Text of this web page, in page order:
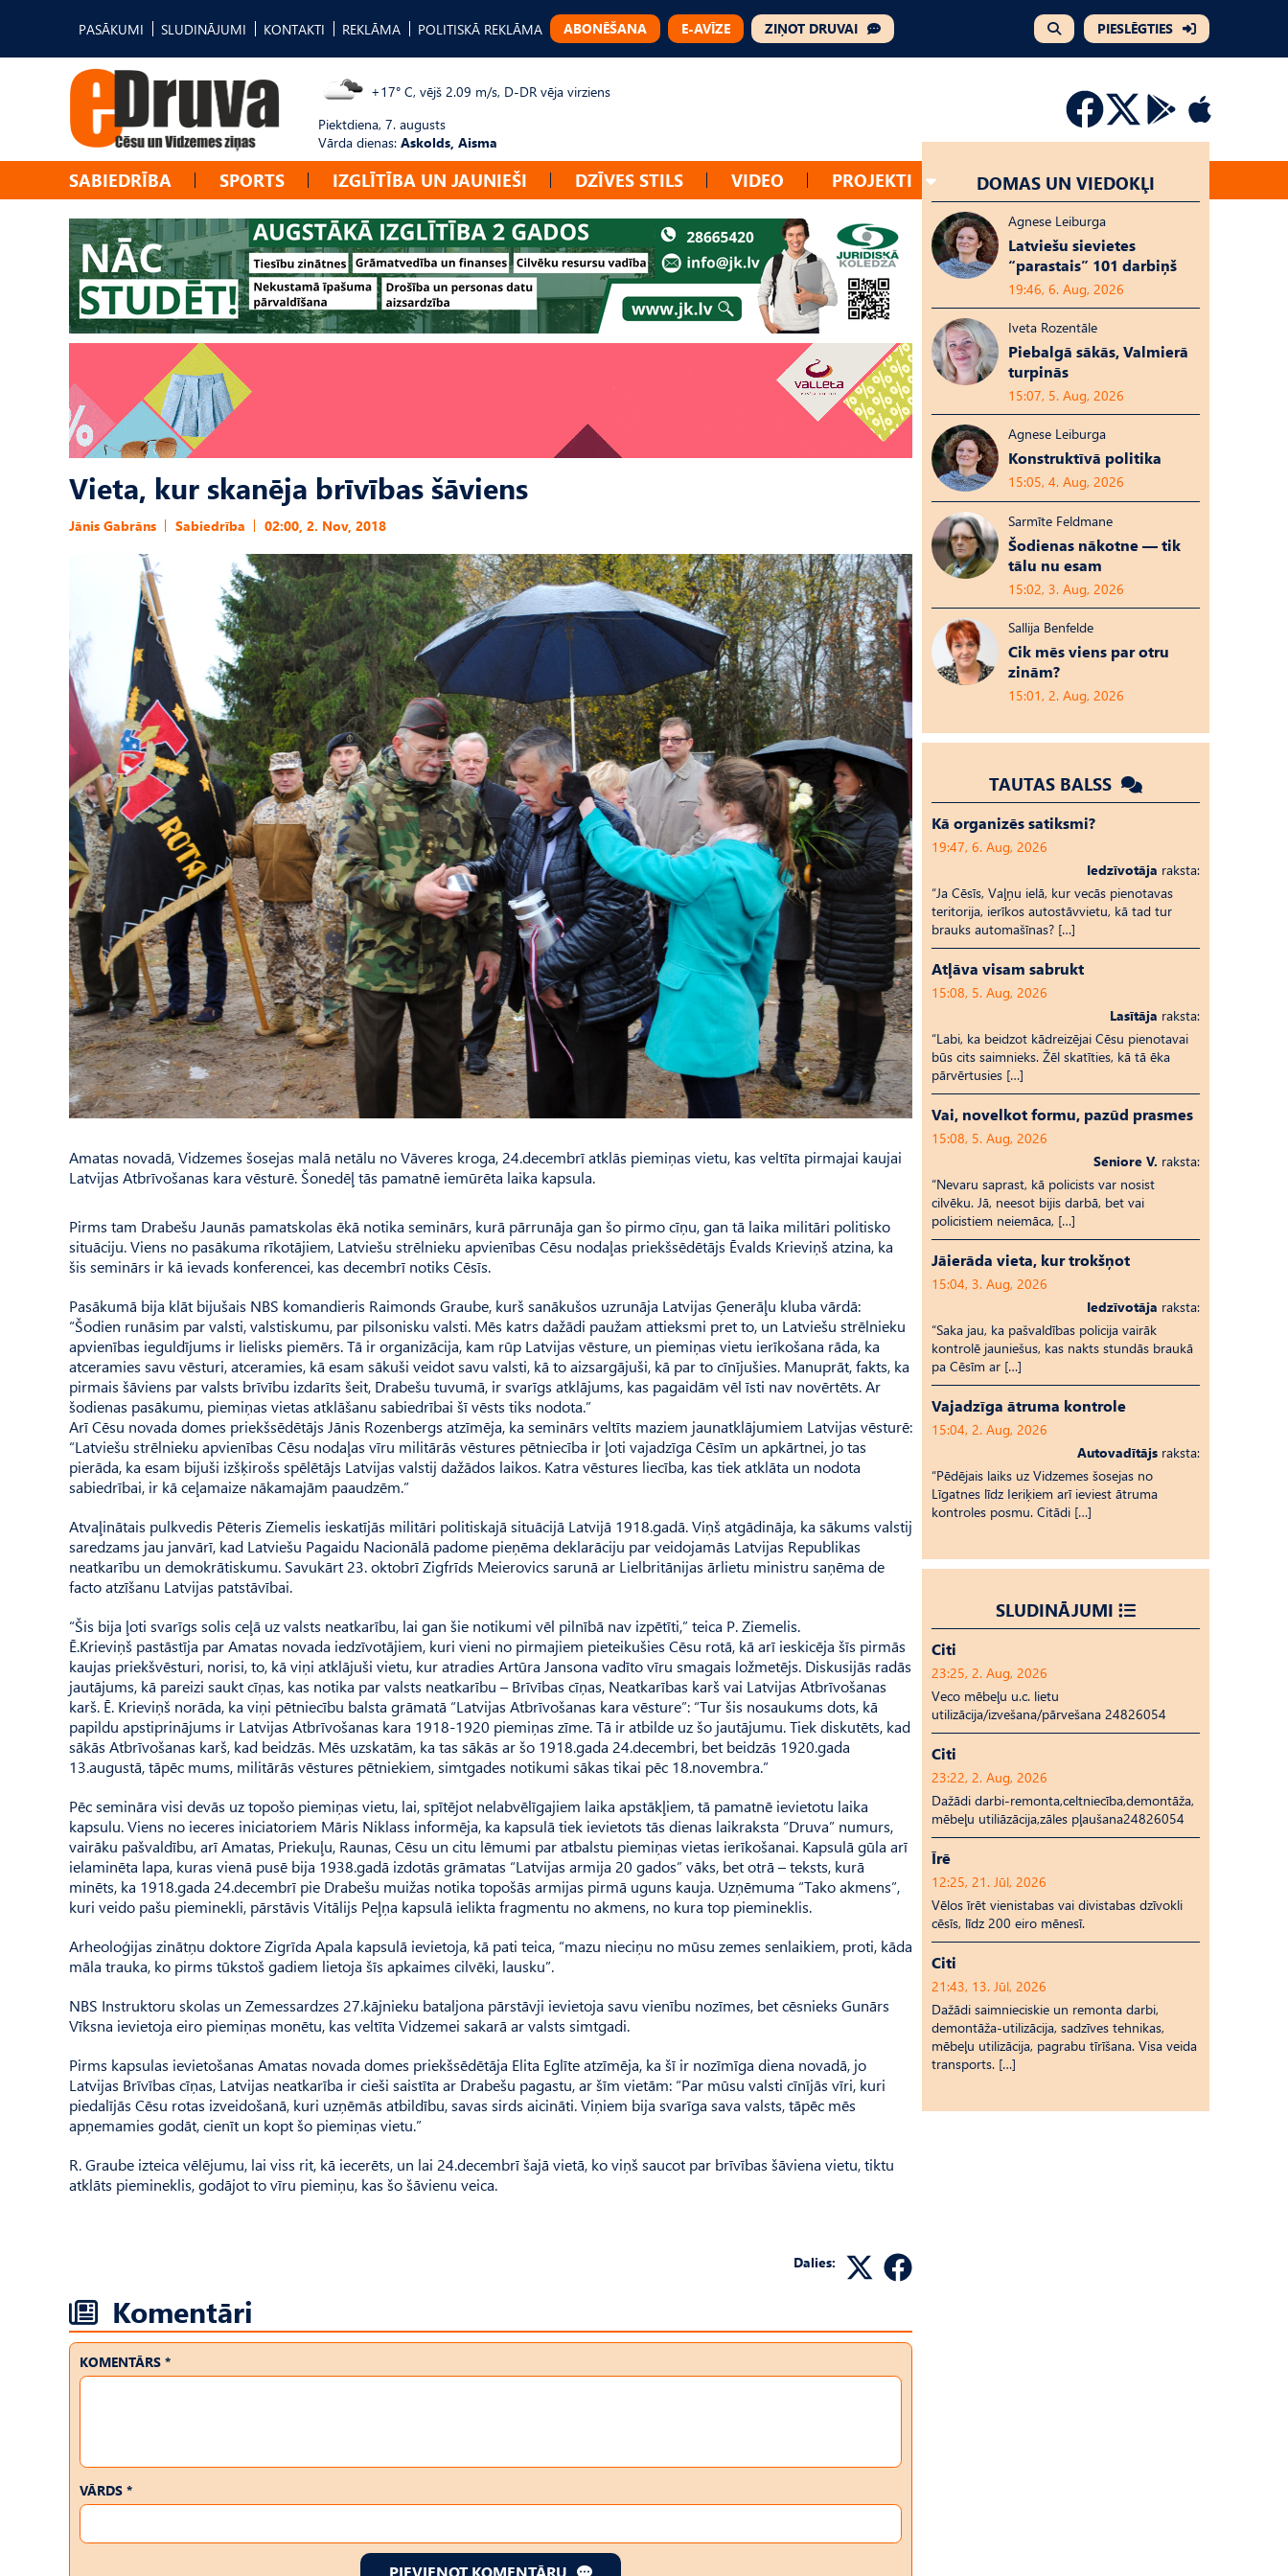
PASĀKUMI SLUDINĀJUMI KONTAKTI REKLĀMA POLITISKĀ REKLĀMA ABONĒŠANA E-AVĪZE ZIŅOT DRUVAI PIESLĒGTIES
+17° C, vējš 2.09 m/s, D-DR vēja virziens
Piektdiena, 7. augusts
Vārda dienas: Askolds, Aisma
SABIEDRĪBA SPORTS IZGLĪTĪBA UN JAUNIEŠI DZĪVES STILS VIDEO PROJEKTI
Vieta, kur skanēja brīvības šāviens
Jānis Gabrāns Sabiedrība 02:00, 2. Nov, 2018
Amatas novadā, Vidzemes šosejas malā netālu no Vāveres kroga, 24.decembrī atklās piemiņas vietu, kas veltīta pirmajai kaujai
Latvijas Atbrīvošanas kara vēsturē. Šonedēļ tās pamatnē iemūrēta laika kapsula.
Pirms tam Drabešu Jaunās pamatskolas ēkā notika seminārs, kurā pārrunāja gan šo pirmo cīņu, gan tā laika militāri politisko
situāciju. Viens no pasākuma rīkotājiem, Latviešu strēlnieku apvienības Cēsu nodaļas priekšsēdētājs Ēvalds Krieviņš atzina, ka
šis seminārs ir kā ievads konferencei, kas decembrī notiks Cēsīs.
Pasākumā bija klāt bijušais NBS komandieris Raimonds Grau­be, kurš sanākušos uzrunāja Latvijas Ģenerāļu kluba vārdā:
“Šodien runāsim par valsti, valstiskumu, par pilsonisku valsti. Mēs katrs dažādi paužam attieksmi pret to, un Latviešu strēlnie­ku
apvienības ieguldījums ir lielisks piemērs. Tā ir organizācija, kam rūp Latvijas vēsture, un piemiņas vietu ierīkošana rāda, ka
atceramies savu vēsturi, atceramies, kā esam sākuši veidot savu valsti, kā to aizsargājuši, kā par to cīnījušies. Manuprāt, fakts, ka
pirmais šāviens par valsts brīvību izdarīts šeit, Drabešu tuvumā, ir svarīgs atklājums, kas pagaidām vēl īsti nav novērtēts. Ar
šodienas pasākumu, piemiņas vietas atklāšanu sabiedrībai šī vēsts tiks nodota.”
Arī Cēsu novada domes priekšsēdētājs Jānis Rozenbergs atzīmēja, ka seminārs veltīts maziem jaunatklājumiem Latvijas vēsturē:
“Latviešu strēlnieku apvienības Cēsu nodaļas vīru militārās vēstures pētniecība ir ļoti vajadzīga Cēsīm un apkārtnei, jo tas
pierāda, ka esam bijuši izšķirošs spēlētājs Latvijas valstij dažādos laikos. Katra vēstures liecība, kas tiek atklāta un nodota
sabiedrībai, ir kā ceļamaize nākamajām paaudzēm.”
Atvaļinātais pulkvedis Pēteris Ziemelis ieskatījās militāri politiskajā situācijā Latvijā 1918.gadā. Viņš atgādināja, ka sākums valstij
saredzams jau janvārī, kad Latviešu Pagaidu Nacionālā padome pieņēma deklarāciju par veidojamās Latvijas Republikas
neatkarību un demokrātiskumu. Savukārt 23. oktobrī Zigfrīds Meierovics sarunā ar Lielbritā­nijas ārlietu ministru saņēma de
facto atzīšanu Latvijas patstāvībai.
“Šis bija ļoti svarīgs solis ceļā uz valsts neatkarību, lai gan šie notikumi vēl pilnībā nav izpētīti,” teica P. Ziemelis.
Ē.Krieviņš pastāstīja par Ama­tas novada iedzīvotājiem, kuri vieni no pirmajiem pieteikušies Cēsu rotā, kā arī ieskicēja šīs pirmās
kaujas priekšvēsturi, norisi, to, kā viņi atklājuši vietu, kur atradies Artūra Jansona vadīto vīru smagais ložmetējs. Diskusijās radās
jautājums, kā pareizi saukt cīņas, kas notika par valsts neatkarību – Brīvības cīņas, Neatkarības karš vai Latvijas Atbrīvošanas
karš. Ē. Krieviņš norāda, ka viņi pētniecību balsta grāmatā “Lat­vijas Atbrīvošanas kara vēsture”: “Tur šis nosaukums dots, kā
papildu apstiprinājums ir Latvijas Atbrīvošanas kara 1918-1920 pie­miņas zīme. Tā ir atbilde uz šo jautājumu. Tiek diskutēts, kad
sākās Atbrīvošanas karš, kad beidzās. Mēs uzskatām, ka tas sākās ar šo 1918.gada 24.decembri, bet beidzās 1920.gada
13.augustā, tāpēc mums, militārās vēstures pētniekiem, simtgades notikumi sākas tikai pēc 18.novembra.”
Pēc semināra visi devās uz topošo piemiņas vietu, lai, spītējot nelabvēlīgajiem laika apstākļiem, tā pamatnē ievietotu laika
kapsulu. Viens no ieceres iniciatoriem Māris Niklass informēja, ka kapsulā tiek ievietots tās dienas laikraksta “Druva” numurs,
vairāku pašvaldību, arī Amatas, Priekuļu, Raunas, Cēsu un citu lēmumi par atbalstu piemiņas vietas ierīkošanai. Kapsulā gūla arī
ielaminēta lapa, kuras vienā pusē bija 1938.gadā izdotās grāmatas “Latvijas armija 20 gados” vāks, bet otrā – teksts, kurā
minēts, ka 1918.gada 24.decembrī pie Drabešu muižas notika topošās armijas pirmā uguns kauja. Uzņēmuma “Tako akmens”,
kuri veido pašu pieminekli, pārstāvis Vitālijs Peļņa kapsulā ielikta fragmentu no akmens, no kura top piemineklis.
Arheoloģijas zinātņu doktore Zigrīda Apala kapsulā ievietoja, kā pati teica, “mazu nieciņu no mūsu zemes senlaikiem, proti, kāda
māla trauka, ko pirms tūkstoš gadiem lietoja šīs apkaimes cilvēki, lausku”.
NBS Instruktoru skolas un Zemessardzes 27.kājnieku bataljona pārstāvji ievietoja savu vienību nozīmes, bet cēsnieks Gunārs
Vīksna ievietoja eiro piemiņas monētu, kas veltīta Vidzemei sakarā ar valsts simtgadi.
Pirms kapsulas ievietošanas Amatas novada domes priekšsēdētāja Elita Eglīte atzīmēja, ka šī ir nozīmīga diena novadā, jo
Latvijas Brīvības cīņas, Latvijas neatkarība ir cieši saistīta ar Drabešu pagastu, ar šīm vietām: “Par mūsu valsti cīnījās vīri, kuri
piedalījās Cēsu rotas izveidošanā, kuri uzņēmās atbildību, savas sirds aicināti. Viņiem bija svarīga sava valsts, tāpēc mēs
apņemamies godāt, cienīt un kopt šo piemiņas vietu.”
R. Graube izteica vēlējumu, lai viss rit, kā iecerēts, un lai 24.decembrī šajā vietā, ko viņš saucot par brīvības šāviena vietu, tiktu
atklāts piemineklis, godājot to vīru piemiņu, kas šo šāvienu veica.
Dalies:
Komentāri
KOMENTĀRS *
VĀRDS *
PIEVIENOT KOMENTĀRU
DOMAS UN VIEDOKĻI
Agnese Leiburga
Latviešu sievietes
“parastais” 101 darbiņš
19:46, 6. Aug, 2026
Iveta Rozentāle
Piebalgā sākās, Valmierā
turpinās
15:07, 5. Aug, 2026
Agnese Leiburga
Konstruktīvā politika
15:05, 4. Aug, 2026
Sarmīte Feldmane
Šodienas nākotne — tik
tālu nu esam
15:02, 3. Aug, 2026
Sallija Benfelde
Cik mēs viens par otru
zinām?
15:01, 2. Aug, 2026
TAUTAS BALSS
Kā organizēs satiksmi?
19:47, 6. Aug, 2026
Iedzīvotāja raksta:
“Ja Cēsīs, Vaļņu ielā, kur vecās pienotavas
teritorija, ierīkos autostāvvietu, kā tad tur
brauks automašīnas? […]
Atļāva visam sabrukt
15:08, 5. Aug, 2026
Lasītāja raksta:
“Labi, ka beidzot kādreizējai Cēsu pienotavai
būs cits saimnieks. Žēl skatīties, kā tā ēka
pārvērtusies […]
Vai, novelkot formu, pazūd prasmes
15:08, 5. Aug, 2026
Seniore V. raksta:
“Nevaru saprast, kā policists var nosist
cilvēku. Jā, neesot bijis darbā, bet vai
policistiem neiemāca, […]
Jāierāda vieta, kur trokšņot
15:04, 3. Aug, 2026
Iedzīvotāja raksta:
“Saka jau, ka pašvaldības policija vairāk
kontrolē jauniešus, kas nakts stundās braukā
pa Cēsīm ar […]
Vajadzīga ātruma kontrole
15:04, 2. Aug, 2026
Autovadītājs raksta:
“Pēdējais laiks uz Vid­ze­mes šosejas no
Līgatnes līdz Ieriķiem arī ieviest ātruma
kontroles posmu. Citādi […]
SLUDINĀJUMI
Citi
23:25, 2. Aug, 2026
Veco mēbeļu u.c. lietu
utilizācija/izvešana/pārvešana 24826054
Citi
23:22, 2. Aug, 2026
Dažādi darbi-remonta,celtniecība,demontāža,
mēbeļu utiliāzācija,zāles pļaušana24826054
Īrē
12:25, 21. Jūl, 2026
Vēlos īrēt vienistabas vai divistabas dzīvokli
cēsīs, līdz 200 eiro mēnesī.
Citi
21:43, 13. Jūl, 2026
Dažādi saimnieciskie un remonta darbi,
demontāža-utilizācija, sadzīves tehnikas,
mēbeļu utilizācija, pagrabu tīrīšana. Visa veida
transports. […]